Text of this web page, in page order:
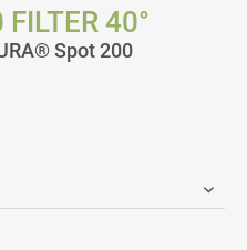
40°
Spot 200